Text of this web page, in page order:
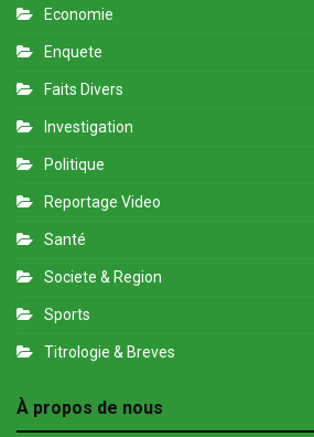
Economie
Enquete
Faits Divers
Investigation
Politique
Reportage Video
Santé
Societe & Region
Sports
Titrologie & Breves
À propos de nous